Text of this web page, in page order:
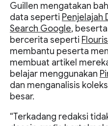
Guillen mengatakan
data seperti Penjelajah
Search Google,
bercerita seperti
membantu peserta
membuat artikel
belajar menggunakan
dan menganalisis
besar.
“Terkadang redaksi